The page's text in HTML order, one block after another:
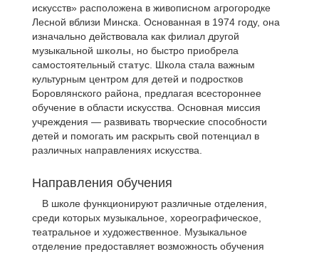
искусств» расположена в живописном агрогородке
Лесной вблизи Минска. Основанная в 1974 году, она
изначально действовала как филиал другой
музыкальной школы , но быстро приобрела
самостоятельный статус. Школа стала важным
культурным центром для детей и подростков
Боровлянского района, предлагая всестороннее
обучение в области искусства. Основная миссия
учреждения — развивать творческие способности
детей и помогать им раскрыть свой потенциал в
различных направлениях искусства.
Направления обучения
В школе функционируют различные отделения,
среди которых музыкальное, хореографическое,
театральное и художественное. Музыкальное
отделение предоставляет возможность обучения